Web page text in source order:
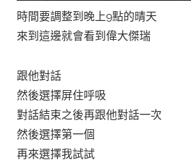
時間要調整到晚上9點的晴天
來到這邊就會看到偉大傑瑞
跟他對話
然後選擇屏住呼吸
對話結束之後再跟他對話一次
然後選擇第一個
再來選擇我試試